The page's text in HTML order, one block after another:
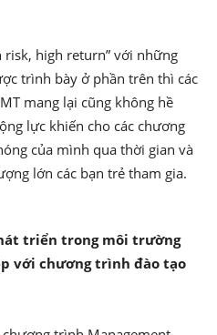
risk, high return” với những
trình bày ở phần trên thì các
mang lại cũng không hề
lực khiến cho các chương
của mình qua thời gian và
lớn các bạn trẻ tham gia.
triển trong môi trường
với chương trình đào tạo